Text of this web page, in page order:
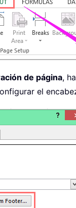
de página,
el